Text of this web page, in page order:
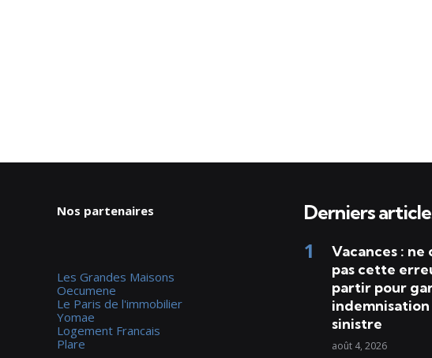
Nos partenaires
Les Grandes Maisons
Oecumene
Le Paris de l'immobilier
Yomae
Logement Francais
Plare
Derniers
Vacances :
pas cette
partir pour
indemnisation
sinistre
août 4, 2026